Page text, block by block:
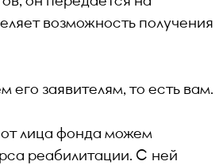
возможность получения
заявителям, то есть вам.
лица фонда можем
реабилитации. С ней